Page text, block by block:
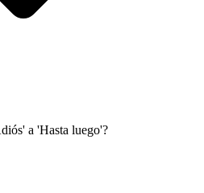
a 'Hasta luego'?